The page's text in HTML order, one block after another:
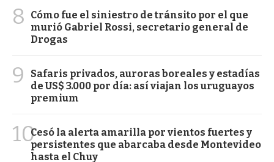
8
Cómo fue el siniestro de tránsito por el que
murió Gabriel Rossi, secretario general de
Drogas
9
Safaris privados, auroras boreales y estadías
de US$ 3.000 por día: así viajan los uruguayos
premium
10Cesó la alerta amarilla por vientos fuertes y
persistentes que abarcaba desde Montevideo
hasta el Chuy